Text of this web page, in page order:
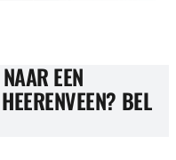
EEN
BEL